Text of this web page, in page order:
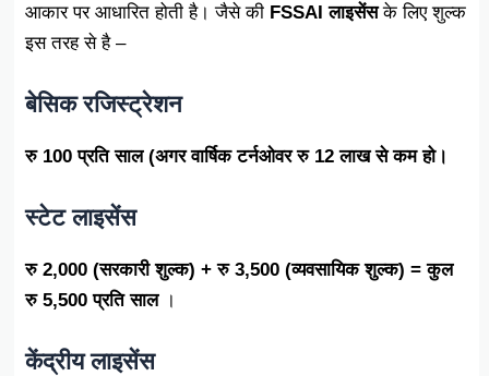
आकार पर आधारित होती है। जैसे की FSSAI लाइसेंसके लिए शुल्क
इस तरह से है –
बेसिक रजिस्ट्रेशन
रु 100 प्रति साल (अगर वार्षिक टर्नओवर रु 12 लाख से कम हो।
स्टेट लाइसेंस
रु 2,000 (सरकारी शुल्क) + रु 3,500 (व्यवसायिक शुल्क) = कुल
रु 5,500 प्रति साल।
केंद्रीय लाइसेंस